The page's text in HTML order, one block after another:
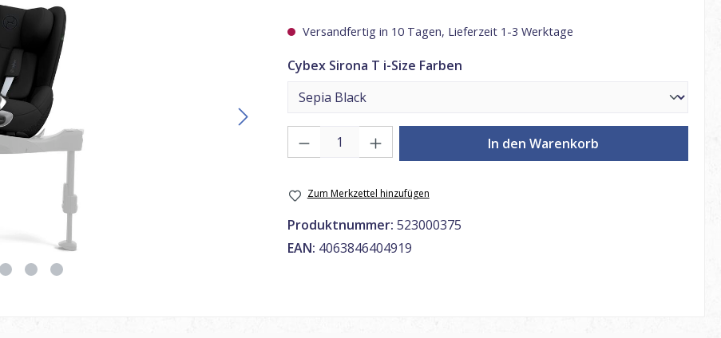
Versandfertig in 10 Tagen, Lieferzeit 1-3 Werktage
Cybex Sirona T i-Size Farbenauswählen
Produkt Anzahl: Gib den gewünschten Wert ein oder benutze die Schaltflächen um
In den Warenkorb
Zum Merkzettel hinzufügen
Produktnummer: 523000375
EAN: 4063846404919